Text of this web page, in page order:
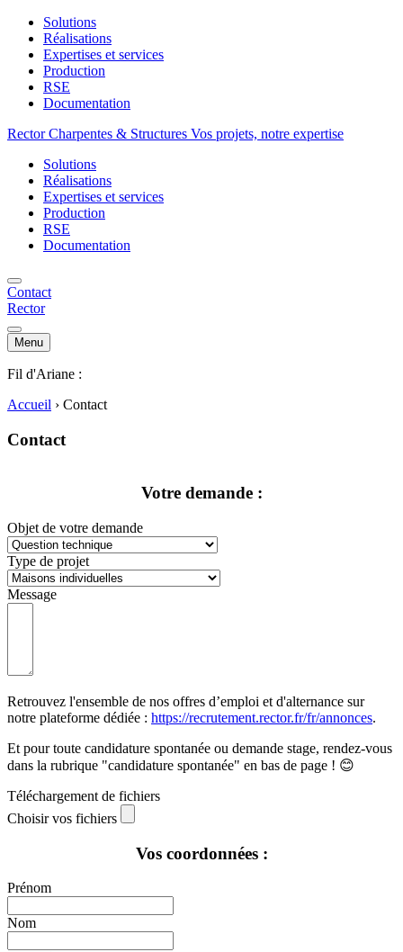
Solutions
Réalisations
Expertises et services
Production
RSE
Documentation
Rector Charpentes & Structures Vos projets, notre expertise
Solutions
Réalisations
Expertises et services
Production
RSE
Documentation
Contact
Rector
Menu
Fil d'Ariane :
Accueil › Contact
Contact
Votre demande :
Objet de votre demande
Type de projet
Message
Retrouvez l'ensemble de nos offres d’emploi et d'alternance sur
notre plateforme dédiée : https://recrutement.rector.fr/fr/annonces.
Et pour toute candidature spontanée ou demande stage, rendez-vous
dans la rubrique "candidature spontanée" en bas de page ! 😊
Téléchargement de fichiers
Choisir vos fichiers
Vos coordonnées :
Prénom
Nom